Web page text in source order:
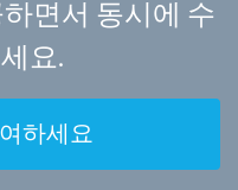
면서 동시에 수
요.
하세요